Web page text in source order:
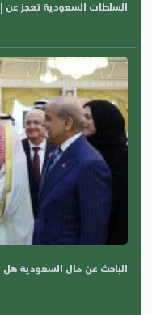
السلطات السعودية تعجز عن
الباحث عن مال السعودية